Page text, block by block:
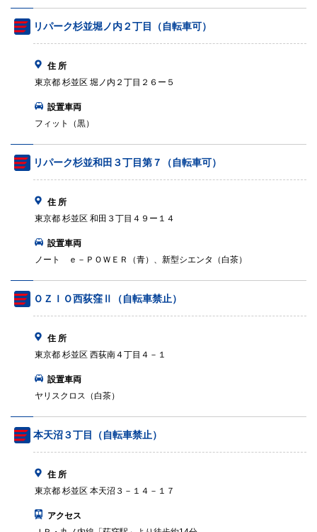
リパーク杉並堀ノ内２丁目（自転車可）
住 所
東京都 杉並区 堀ノ内２丁目２６ー５
設置車両
フィット（黒）
リパーク杉並和田３丁目第７（自転車可）
住 所
東京都 杉並区 和田３丁目４９ー１４
設置車両
ノート ｅ－ＰＯＷＥＲ（青）、新型シエンタ（白茶）
ＯＺＩＯ西荻窪Ⅱ（自転車禁止）
住 所
東京都 杉並区 西荻南４丁目４－１
設置車両
ヤリスクロス（白茶）
本天沼３丁目（自転車禁止）
住 所
東京都 杉並区 本天沼３－１４－１７
アクセス